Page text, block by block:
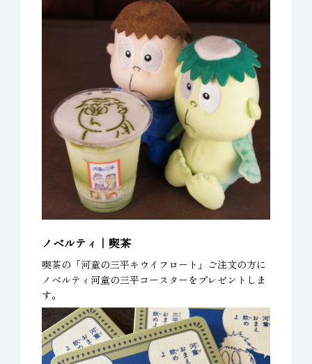
ノベルティ｜喫茶
喫茶の「河童の三平キウイフロート」ご注文の方に
ノベルティ河童の三平コースターをプレゼントしま
す。